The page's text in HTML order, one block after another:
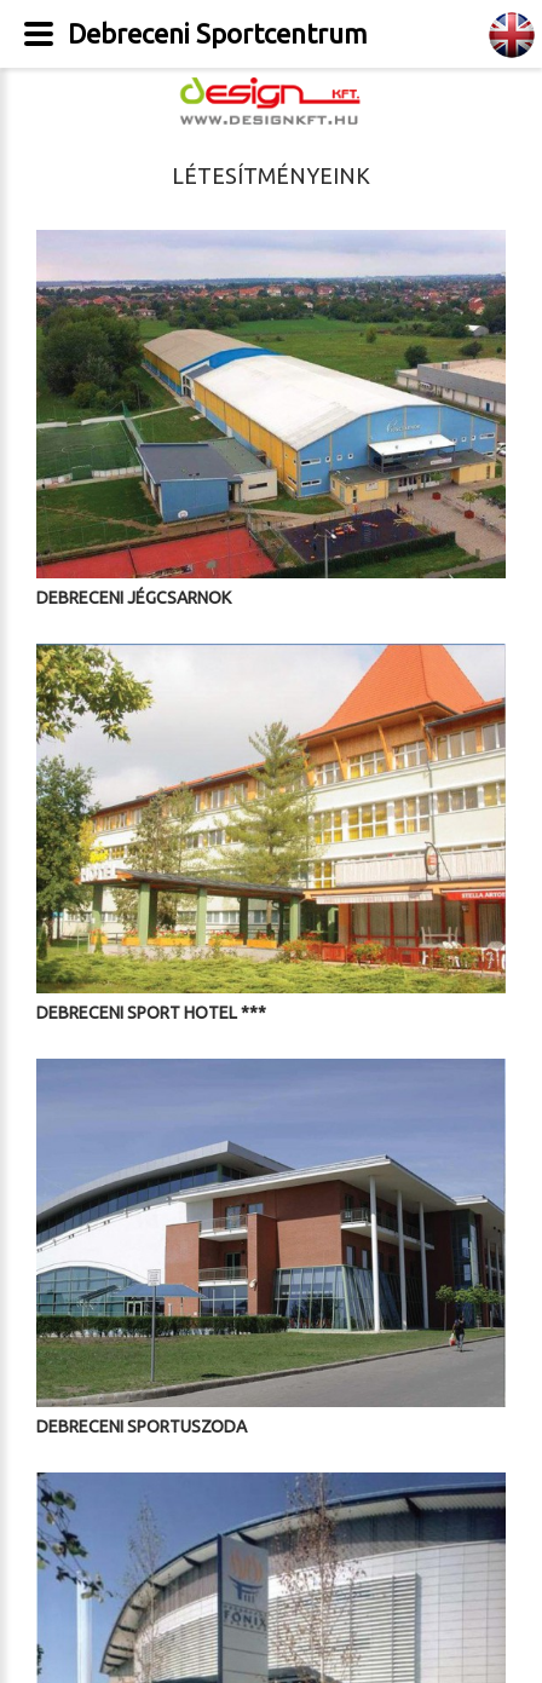
LÉTESÍTMÉNYEINK
DEBRECENI JÉGCSARNOK
DEBRECENI SPORT HOTEL ***
DEBRECENI SPORTUSZODA
Debreceni Sportcentrum